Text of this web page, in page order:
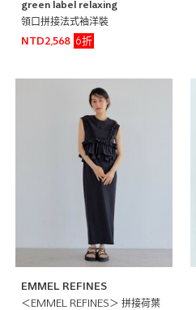
green label relaxing
領口拼接法式袖洋裝
NTD2,568
6折
EMMEL REFINES
＜EMMEL REFINES＞ 拼接荷葉